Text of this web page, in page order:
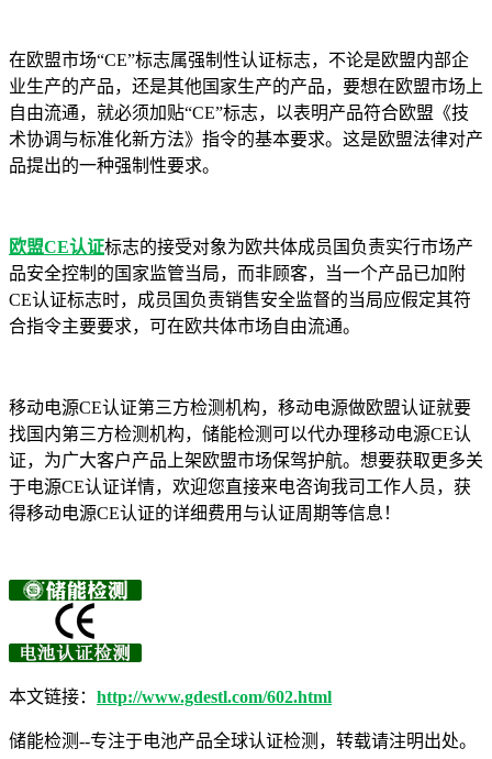
在欧盟市场“CE”标志属强制性认证标志，不论是欧盟内部企
业生产的产品，还是其他国家生产的产品，要想在欧盟市场上
自由流通，就必须加贴“CE”标志，以表明产品符合欧盟《技
术协调与标准化新方法》指令的基本要求。这是欧盟法律对产
品提出的一种强制性要求。
欧盟CE认证标志的接受对象为欧共体成员国负责实行市场产
品安全控制的国家监管当局，而非顾客，当一个产品已加附
CE认证标志时，成员国负责销售安全监督的当局应假定其符
合指令主要要求，可在欧共体市场自由流通。
移动电源CE认证第三方检测机构，移动电源做欧盟认证就要
找国内第三方检测机构，储能检测可以代办理移动电源CE认
证，为广大客户产品上架欧盟市场保驾护航。想要获取更多关
于电源CE认证详情，欢迎您直接来电咨询我司工作人员，获
得移动电源CE认证的详细费用与认证周期等信息！
本文链接： http://www.gdestl.com/602.html
储能检测--专注于电池产品全球认证检测，转载请注明出处。